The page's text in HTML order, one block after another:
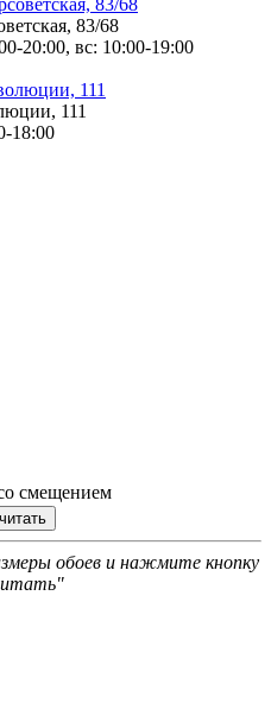
83/68
20:00, вс: 10:00-19:00
111
18:00
смещением
обоев и нажмите кнопку